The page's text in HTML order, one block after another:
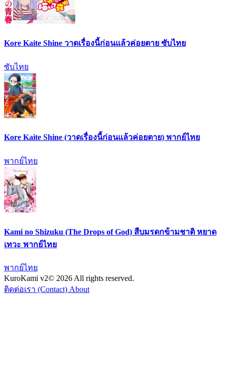
Kore Kaite Shine วาดเรื่องนี้ก่อนแล้วค่อยตาย ซับไทย
ซับไทย
Kore Kaite Shine (วาดเรื่องนี้ก่อนแล้วค่อยตาย) พากย์ไทย
พากย์ไทย
Kami no Shizuku (The Drops of God) สืบมรดกข้ามชาติ หยาด
เทวะ พากย์ไทย
พากย์ไทย
KuroKami v2© 2026 All rights reserved.
ติดต่อเรา (Contact) About